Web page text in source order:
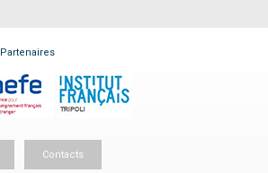
Contacts